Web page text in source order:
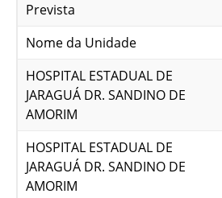
Prevista
Nome da Unidade
HOSPITAL ESTADUAL DE
JARAGUÁ DR. SANDINO DE
AMORIM
HOSPITAL ESTADUAL DE
JARAGUÁ DR. SANDINO DE
AMORIM